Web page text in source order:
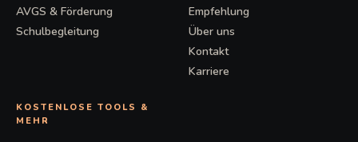
AVGS & Förderung
Schulbegleitung
Empfehlung
Über uns
Kontakt
Karriere
KOSTENLOSE TOOLS &
MEHR